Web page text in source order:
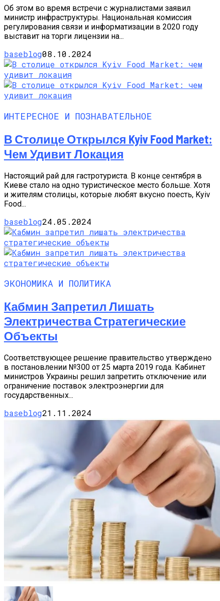
Об этом во время встречи с журналистами заявил
министр инфраструктуры. Национальная комиссия
регулирования связи и информатизации в 2020 году
выставит на торги лицензии на...
baseblog08.10.2024
ИНТЕРЕСНОЕ И ПОЗНАВАТЕЛЬНОЕ
В Столице Открылся Kyiv Food Market:
Чем Удивит Локация
Настоящий рай для гастротуриста. В конце сентября в
Киеве стало на одно туристическое место больше. Хотя
и жителям столицы, которые любят вкусно поесть, Kyiv
Food...
baseblog24.05.2024
ЭКОНОМИКА И ПОЛИТИКА
Кабмин Запретил Лишать
Электричества Стратегические
Объекты
Соответствующее решение правительство утверждено
в постановлении №300 от 25 марта 2019 года. Кабинет
министров Украины решил запретить отключение или
ограничение поставок электроэнергии для
государственных...
baseblog21.11.2024